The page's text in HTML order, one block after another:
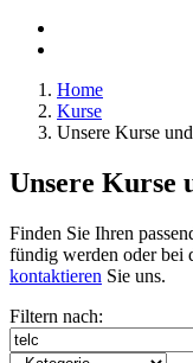
Home
Kurse
Unsere Kurse
Unsere Kurse
Finden Sie Ihren
fündig werden oder bei
kontaktieren Sie uns.
Filtern nach: